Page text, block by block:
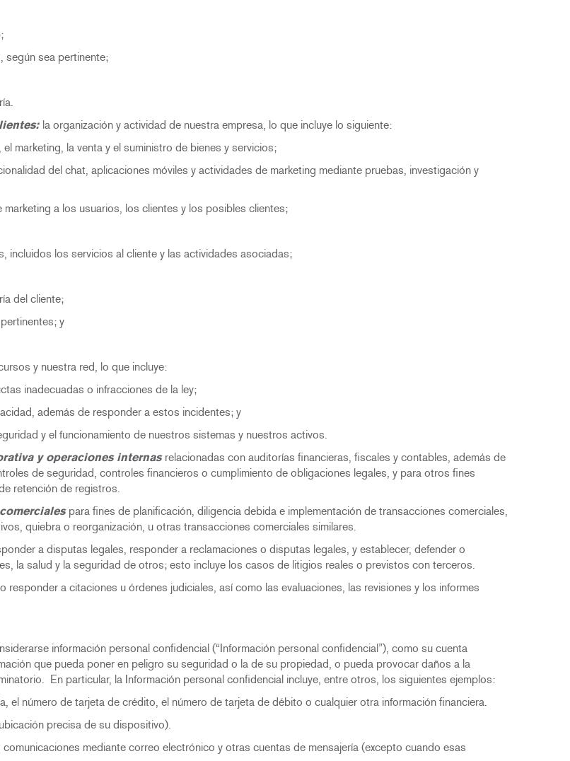
sea pertinente;
la organización y actividad de nuestra empresa, lo que incluye lo siguiente:
la venta y el suministro de bienes y servicios;
del chat, aplicaciones móviles y actividades de marketing mediante pruebas, investigación y
a los usuarios, los clientes y los posibles clientes;
los servicios al cliente y las actividades asociadas;
del cliente;
y
y nuestra red, lo que incluye:
inadecuadas o infracciones de la ley;
además de responder a estos incidentes; y
y el funcionamiento de nuestros sistemas y nuestros activos.
y operaciones internas relacionadas con auditorías financieras, fiscales y contables, además de
de seguridad, controles financieros o cumplimiento de obligaciones legales, y para otros fines
retención de registros.
para fines de planificación, diligencia debida e implementación de transacciones comerciales,
quiebra o reorganización, u otras transacciones comerciales similares.
a disputas legales, responder a reclamaciones o disputas legales, y establecer, defender o
la salud y la seguridad de otros; esto incluye los casos de litigios reales o previstos con terceros.
responder a citaciones u órdenes judiciales, así como las evaluaciones, las revisiones y los informes
información personal confidencial (“Información personal confidencial”), como su cuenta
que pueda poner en peligro su seguridad o la de su propiedad, o pueda provocar daños a la
En particular, la Información personal confidencial incluye, entre otros, los siguientes ejemplos:
el número de tarjeta de crédito, el número de tarjeta de débito o cualquier otra información financiera.
precisa de su dispositivo).
mediante correo electrónico y otras cuentas de mensajería (excepto cuando esas